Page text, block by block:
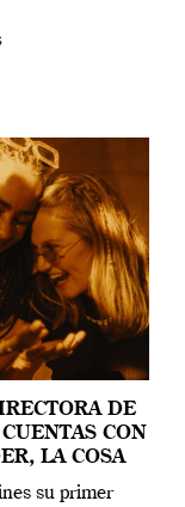
DE
CON
LA COSA
su primer